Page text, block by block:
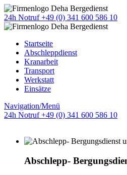
24h Notruf +49 (0) 341 600 586 10
Startseite
Abschleppdienst
Kranarbeit
Transport
Werkstatt
Einsätze
Navigation/Menü
24h Notruf +49 (0) 341 600 586 10
Abschlepp-